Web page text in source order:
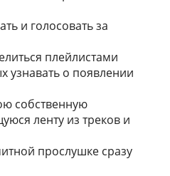
и голосовать за
плейлистами
узнавать о появлении
собственную
ленту из треков и
прослушке сразу